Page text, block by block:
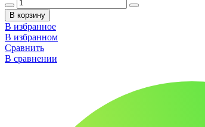
В корзину
В избранное
В избранном
Сравнить
В сравнении